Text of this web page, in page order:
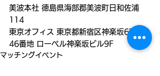
美波本社 徳島県海部郡美波町日和佐浦
114
東京オフィス 東京都新宿区神楽坂6丁目
46番地 ローベル神楽坂ビル9F
マッチングイベント